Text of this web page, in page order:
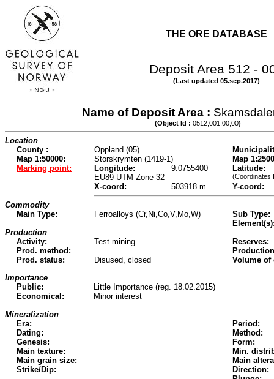
THE ORE DATABASE
Deposit Area 512 -
(Last updated 05.sep.2017)
Name of Deposit Area :
(Object Id : 0512,001,00,00)
Location
County :
Oppland (05)
Map 1:50000:
Storskrymten (1419-1)
Map
Marking point:
Longitude: 9.0755400
Latitude:
EU89-UTM Zone 32
(Coordinates
X-coord: 503918 m.
Y-coord:
Commodity
Main Type:
Ferroalloys (Cr,Ni,Co,V,Mo,W)
Sub Type:
Production
Activity:
Test mining
Reserves:
Prod. method:
Prod. status:
Disused, closed
Volume of
Importance
Public:
Little Importance (reg. 18.02.2015)
Economical:
Minor interest
Mineralization
Era:
Period:
Dating:
Method:
Genesis:
Form:
Main texture:
Min.
Main grain size:
Main
Strike/Dip:
Direction: